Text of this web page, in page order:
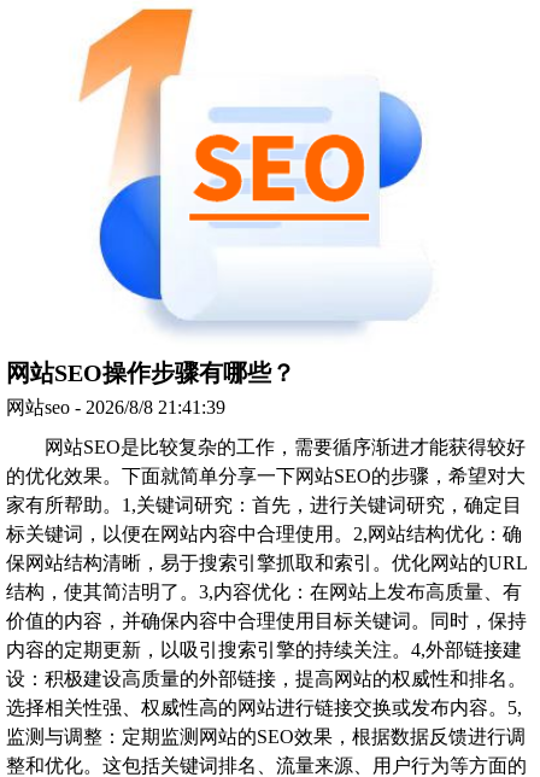
网站SEO操作步骤有哪些？
网站seo - 2026/8/8 21:41:39
网站SEO是比较复杂的工作，需要循序渐进才能获得较好
的优化效果。下面就简单分享一下网站SEO的步骤，希望对大
家有所帮助。1,关键词研究：首先，进行关键词研究，确定目
标关键词，以便在网站内容中合理使用。2,网站结构优化：确
保网站结构清晰，易于搜索引擎抓取和索引。优化网站的URL
结构，使其简洁明了。3,内容优化：在网站上发布高质量、有
价值的内容，并确保内容中合理使用目标关键词。同时，保持
内容的定期更新，以吸引搜索引擎的持续关注。4,外部链接建
设：积极建设高质量的外部链接，提高网站的权威性和排名。
选择相关性强、权威性高的网站进行链接交换或发布内容。5,
监测与调整：定期监测网站的SEO效果，根据数据反馈进行调
整和优化。这包括关键词排名、流量来源、用户行为等方面的